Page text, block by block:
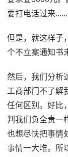
要打电话过来
但是，就这样子
个不立案通知书
然后，我们分析
工商部门不了解
任何区别。好比
判我们负全责一
也想尽快把事情
事情一大堆。所